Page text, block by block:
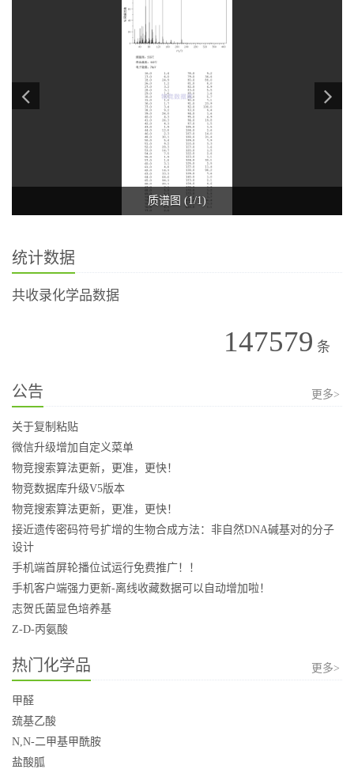
质谱图 (1/1)
统计数据
共收录化学品数据
147579 条
公告 更多>
关于复制粘贴
微信升级增加自定义菜单
物竞搜索算法更新，更准，更快！
物竞数据库升级V5版本
物竞搜索算法更新，更准，更快！
接近遗传密码符号扩增的生物合成方法：非自然DNA碱基对的分子
设计
手机端首屏轮播位试运行免费推广！！
手机客户端强力更新-离线收藏数据可以自动增加啦！
志贺氏菌显色培养基
Z-D-丙氨酸
热门化学品 更多>
甲醛
巯基乙酸
N,N-二甲基甲酰胺
盐酸胍